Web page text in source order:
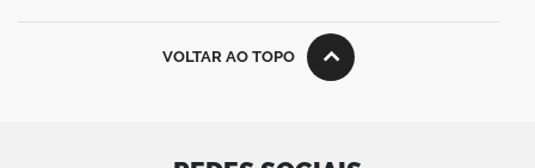
VOLTAR AO TOPO